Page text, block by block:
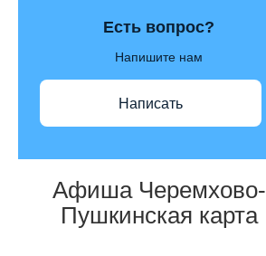
Есть вопрос?
Напишите нам
Написать
Афиша Черемхово-
Пушкинская карта